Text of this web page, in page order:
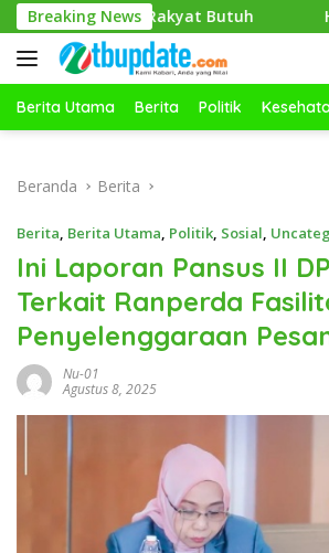
Langsung
ke
konten
Breaking News
Rakyat Butuh H. Lalu
Berita Utama Berita Politik
Beranda Berita
Berita, Berita Utama, Politik, Sosial,
Ini Laporan Pansus II
Terkait Ranperda
Penyelenggaraan
Nu-01
Agustus 8, 2025